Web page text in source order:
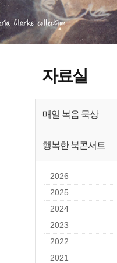
자료실
매일 복음 묵상
행복한 북콘서트
2026
2025
2024
2023
2022
2021